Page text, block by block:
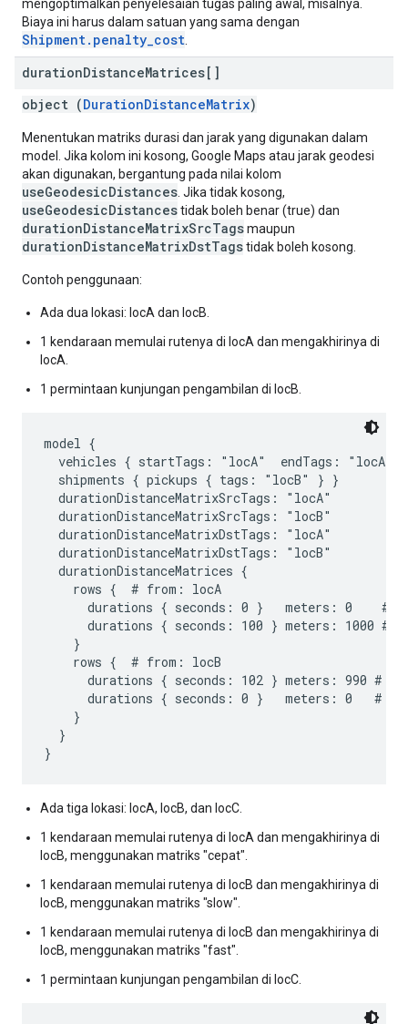
mengoptimalkan penyelesaian tugas paling awal, misalnya.
Biaya ini harus dalam satuan yang sama dengan
Shipment.penalty_cost
durationDistanceMatrices[]
object (DurationDistanceMatrix)
Menentukan matriks durasi dan jarak yang digunakan dalam
model. Jika kolom ini kosong, Google Maps atau jarak geodesi
akan digunakan, bergantung pada nilai kolom
useGeodesicDistances . Jika tidak kosong,
useGeodesicDistancestidak boleh benar (true) dan
durationDistanceMatrixSrcTagsmaupun
durationDistanceMatrixDstTagstidak boleh kosong.
Contoh penggunaan:
Ada dua lokasi: locA dan locB.
1 kendaraan memulai rutenya di locA dan mengakhirinya di
locA.
1 permintaan kunjungan pengambilan di locB.
model {
  vehicles { startTags: "locA"  endTags: "locA" }
  shipments { pickups { tags: "locB" } }
  durationDistanceMatrixSrcTags: "locA"
  durationDistanceMatrixSrcTags: "locB"
  durationDistanceMatrixDstTags: "locA"
  durationDistanceMatrixDstTags: "locB"
  durationDistanceMatrices {
    rows {  # from: locA
durations { seconds: 0 }   meters: 0    #
durations { seconds: 100 } meters: 1000 #
    }
    rows {  # from: locB
durations { seconds: 102 } meters: 990 #
durations { seconds: 0 }   meters: 0   #
    }
  }
Ada tiga lokasi: locA, locB, dan locC.
1 kendaraan memulai rutenya di locA dan mengakhirinya di
locB, menggunakan matriks "cepat".
1 kendaraan memulai rutenya di locB dan mengakhirinya di
locB, menggunakan matriks "slow".
1 kendaraan memulai rutenya di locB dan mengakhirinya di
locB, menggunakan matriks "fast".
1 permintaan kunjungan pengambilan di locC.